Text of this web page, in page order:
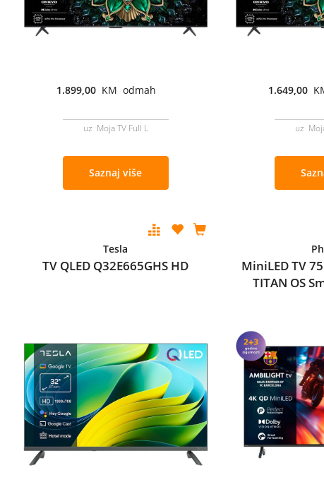
1.899,00 KM odmah
uz Moja TV Full L
Saznaj više
1.649,00
uz
Tesla
TV QLED Q32E665GHS HD
MiniLED TV
TITAN OS